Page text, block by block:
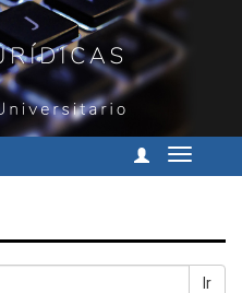
Cambiar
Ir